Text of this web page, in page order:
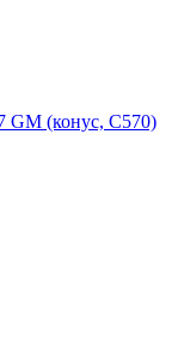
GM (конус, C570)